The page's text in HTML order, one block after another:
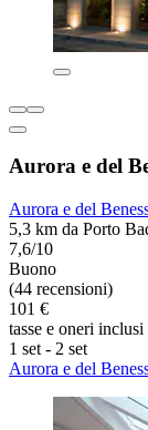
Aurora e del
Aurora e del
5,3 km da Porto
7,6/10
Buono
(44 recensioni)
101 €
tasse e oneri inclusi
1 set - 2 set
Aurora e del